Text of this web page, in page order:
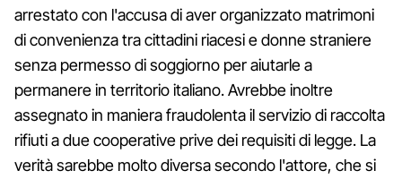
arrestato con l'accusa di aver organizzato matrimoni
di convenienza tra cittadini riacesi e donne straniere
senza permesso di soggiorno per aiutarle a
permanere in territorio italiano. Avrebbe inoltre
assegnato in maniera fraudolenta il servizio di raccolta
rifiuti a due cooperative prive dei requisiti di legge. La
verità sarebbe molto diversa secondo l'attore, che si